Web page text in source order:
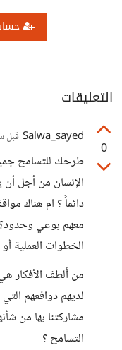
التعليقات
0
Salwa_sayed قبل
طرحك للتسامح
الإنسان من أجل
دائماً ؟ ام هناك
معهم بوعي
الخطوات العملية
من ألطف الأفكار
لديهم دوافعهم
مشاركتنا بها من
التسامح ؟